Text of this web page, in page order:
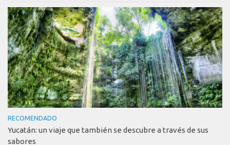
RECOMENDADO
Yucatán: un viaje que también se descubre a través de sus
sabores